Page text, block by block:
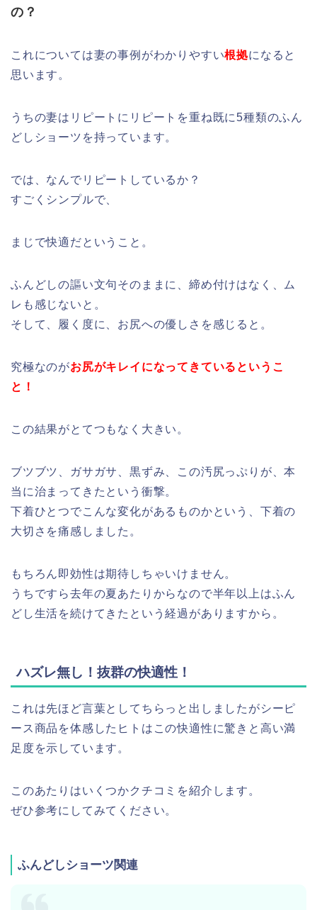
の？
これについては妻の事例がわかりやすい根拠になると
思います。
うちの妻はリピートにリピートを重ね既に5種類のふん
どしショーツを持っています。
では、なんでリピートしているか？
すごくシンプルで、
まじで快適だということ。
ふんどしの謳い文句そのままに、締め付けはなく、ム
レも感じないと。
そして、履く度に、お尻への優しさを感じると。
究極なのがお尻がキレイになってきているというこ
と！
この結果がとてつもなく大きい。
ブツブツ、ガサガサ、黒ずみ、この汚尻っぷりが、本
当に治まってきたという衝撃。
下着ひとつでこんな変化があるものかという、下着の
大切さを痛感しました。
もちろん即効性は期待しちゃいけません。
うちですら去年の夏あたりからなので半年以上はふん
どし生活を続けてきたという経過がありますから。
ハズレ無し！抜群の快適性！
これは先ほど言葉としてちらっと出しましたがシーピ
ース商品を体感したヒトはこの快適性に驚きと高い満
足度を示しています。
このあたりはいくつかクチコミを紹介します。
ぜひ参考にしてみてください。
ふんどしショーツ関連